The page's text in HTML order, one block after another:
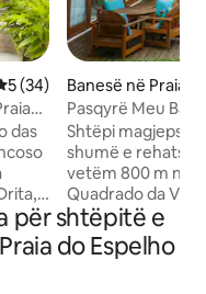
mesatar 5 nga 5,
5 (34)
das
ato
Banesë në Praia
Trancoso
Pasqyrë Meu
Pasqyrë
Shtëpi
shumë e
vetëm 800 m nga
Quadrado da Vila
apartamentit
Brisas. 🏖 Në apartament kondominial,
do të gjesh një
për shtëpitë e
do Espelho